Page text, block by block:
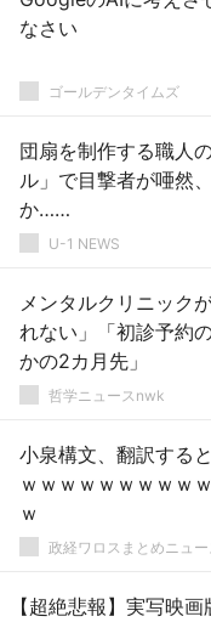
なさい
ゴールデンタイムズ
団扇を制作する職人
ル」で目撃者が唖然
か……
U-1 NEWS
メンタルクリニック
れない」「初診予約
かの2カ月先」
哲学ニュースnwk
小泉構文、翻訳する
ｗｗｗｗｗｗｗｗｗ
ｗ
政経ワロスまとめニュ
【超絶悲報】実写映